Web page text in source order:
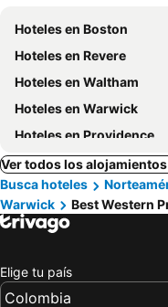
Hoteles en Boston
Hoteles en Revere
Hoteles en Waltham
Hoteles en Warwick
Hoteles en Providence
Ver todos los
Busca hoteles
Warwick
Best Western
Elige tu país